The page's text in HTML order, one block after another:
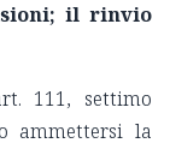
il rinvio
111, settimo
ammettersi la